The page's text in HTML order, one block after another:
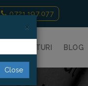
0721.197.077
PRETURI BLOG
×
Close